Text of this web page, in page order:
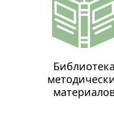
Библиотека